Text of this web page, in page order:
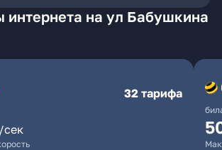
интернета на ул Бабушкина
32 тарифа